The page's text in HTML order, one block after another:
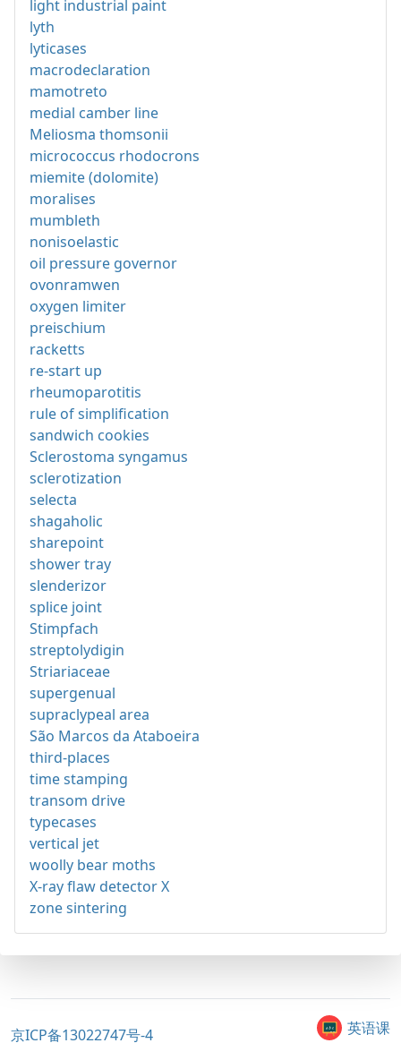
light industrial paint
lyth
lyticases
macrodeclaration
mamotreto
medial camber line
Meliosma thomsonii
micrococcus rhodocrons
miemite (dolomite)
moralises
mumbleth
nonisoelastic
oil pressure governor
ovonramwen
oxygen limiter
preischium
racketts
re-start up
rheumoparotitis
rule of simplification
sandwich cookies
Sclerostoma syngamus
sclerotization
selecta
shagaholic
sharepoint
shower tray
slenderizor
splice joint
Stimpfach
streptolydigin
Striariaceae
supergenual
supraclypeal area
São Marcos da Ataboeira
third-places
time stamping
transom drive
typecases
vertical jet
woolly bear moths
X-ray flaw detector X
zone sintering
京ICP备13022747号-4 英语课